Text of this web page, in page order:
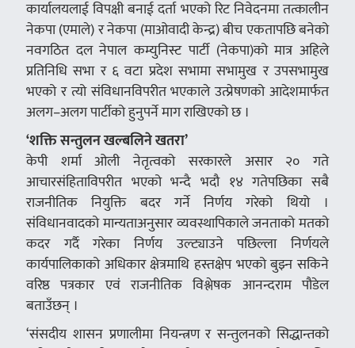
कार्यालयलाई विपक्षी बनाई दर्ता भएको रिट निवेदनमा तत्कालीन
नेकपा (एमाले) र नेकपा (माओवादी केन्द्र) बीच एकतापछि बनेको
नवगठित दल नेपाल कम्युनिस्ट पार्टी (नेकपा)को मात्र अहिले
प्रतिनिधि सभा र ६ वटा प्रदेश सभामा सभामुख र उपसभामुख
भएको र त्यो संविधानविपरीत भएकाले उत्प्रेषणको आदेशमार्फत
अलग–अलग पार्टीको हुनुपर्ने माग राखिएको छ ।
‘शक्ति सन्तुलन खल्बलिने खतरा’
केपी शर्मा ओली नेतृत्वको सरकारले असार २० गते
आचारसंहिताविपरीत भएको भन्दै भदौ १४ गतेपछिका सबै
राजनीतिक नियुक्ति बदर गर्ने निर्णय गरेको थियो ।
संविधानवादको मान्यताअनुसार व्यवस्थापिकाले जनताको मतको
कदर गर्दै गरेका निर्णय उल्ट्याउने पछिल्ला निर्णयले
कार्यपालिकाको अधिकार क्षेत्रमाथि हस्तक्षेप भएको बुझ्न सकिने
वरिष्ठ पत्रकार एवं राजनीतिक विश्लेषक आनन्दराम पौडेल
बताउँछन् ।
‘संसदीय शासन प्रणालीमा नियन्त्रण र सन्तुलनको सिद्धान्तको